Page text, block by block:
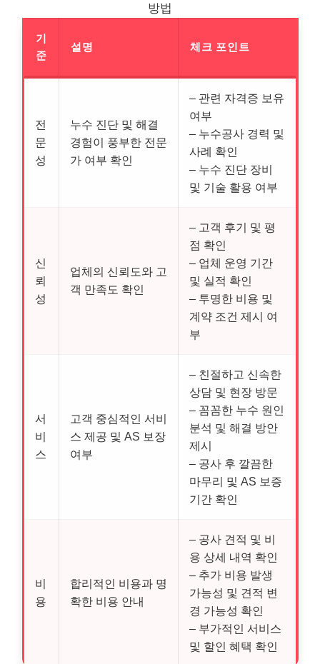
방법
기
준
설명 체크 포인트
전
문
성
누수 진단 및 해결
경험이 풍부한 전문
가 여부 확인
– 관련 자격증 보유
여부
– 누수공사 경력 및
사례 확인
– 누수 진단 장비
및 기술 활용 여부
신
뢰
성
업체의 신뢰도와 고
객 만족도 확인
– 고객 후기 및 평
점 확인
– 업체 운영 기간
및 실적 확인
– 투명한 비용 및
계약 조건 제시 여
부
서
비
스
고객 중심적인 서비
스 제공 및 AS 보장
여부
– 친절하고 신속한
상담 및 현장 방문
– 꼼꼼한 누수 원인
분석 및 해결 방안
제시
– 공사 후 깔끔한
마무리 및 AS 보증
기간 확인
비
용
합리적인 비용과 명
확한 비용 안내
– 공사 견적 및 비
용 상세 내역 확인
– 추가 비용 발생
가능성 및 견적 변
경 가능성 확인
– 부가적인 서비스
및 할인 혜택 확인